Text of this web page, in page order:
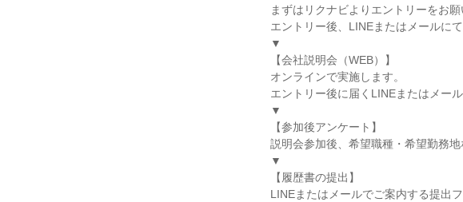
まずはリクナビよりエントリーをお願
エントリー後、LINEまたはメールに
▼
【会社説明会（WEB）】
オンラインで実施します。
エントリー後に届くLINEまたはメー
▼
【参加後アンケート】
説明会参加後、希望職種・希望勤務
▼
【履歴書の提出】
LINEまたはメールでご案内する提出